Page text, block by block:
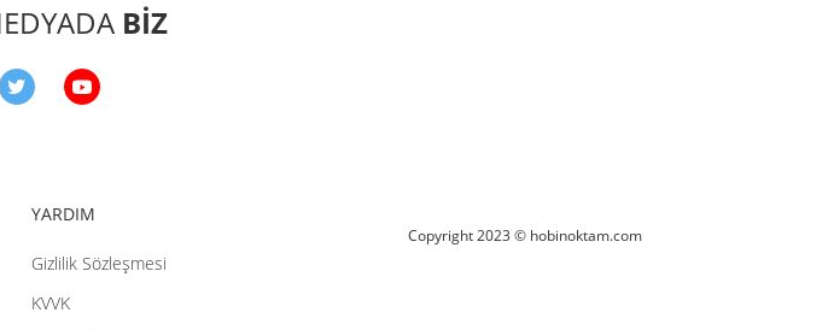
Gönder
BİZ
YARDIM
Gizlilik Sözleşmesi
KVVK
Copyright 2023 © hobinoktam.com